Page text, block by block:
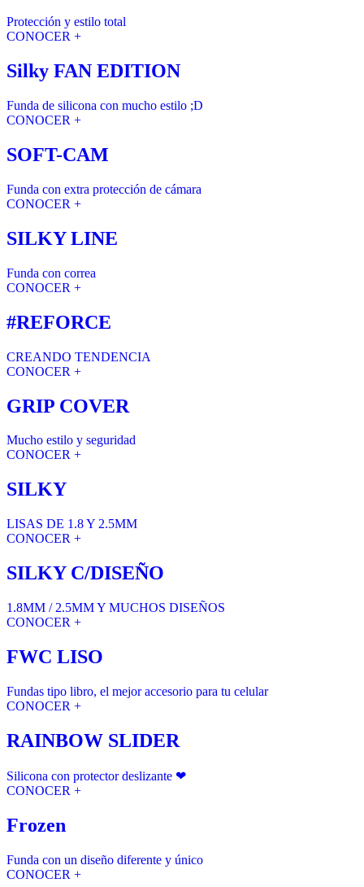
Protección y estilo total
CONOCER +
Silky FAN EDITION
Funda de silicona con mucho estilo ;D
CONOCER +
SOFT-CAM
Funda con extra protección de cámara
CONOCER +
SILKY LINE
Funda con correa
CONOCER +
#REFORCE
CREANDO TENDENCIA
CONOCER +
GRIP COVER
Mucho estilo y seguridad
CONOCER +
SILKY
LISAS DE 1.8 Y 2.5MM
CONOCER +
SILKY C/DISEÑO
1.8MM / 2.5MM Y MUCHOS DISEÑOS
CONOCER +
FWC LISO
Fundas tipo libro, el mejor accesorio para tu celular
CONOCER +
RAINBOW SLIDER
Silicona con protector deslizante ❤
CONOCER +
Frozen
Funda con un diseño diferente y único
CONOCER +